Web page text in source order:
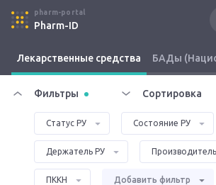
pharm-portal
Pharm-ID
Лекарственные средства БАДы
Фильтры Сортировка
Статус РУ Состояние РУ
Держатель РУ Производитель
ПККН Добавить фильтр